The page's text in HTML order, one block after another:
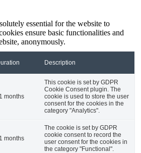
essential for the website to
ensure basic functionalities and
anonymously.
Description
months
This cookie is set by GDPR
Cookie Consent plugin. The
cookie is used to store the user
consent for the cookies in the
category "Analytics".
months
The cookie is set by GDPR
cookie consent to record the
user consent for the cookies in
the category "Functional".